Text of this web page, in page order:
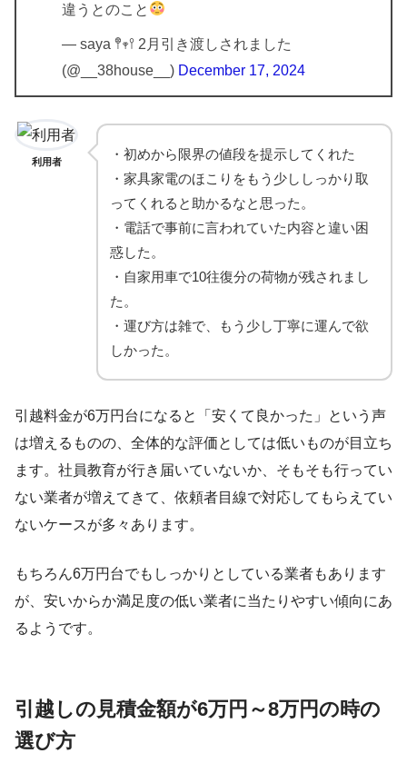
違うとのこと
— saya 𖤣𖥧𖥣 2月引き渡しされました
(@__38house__) December 17, 2024
利用者
・初めから限界の値段を提示してくれた
・家具家電のほこりをもう少ししっかり取
ってくれると助かるなと思った。
・電話で事前に言われていた内容と違い困
惑した。
・自家用車で10往復分の荷物が残されまし
た。
・運び方は雑で、もう少し丁寧に運んで欲
しかった。
引越料金が6万円台になると「安くて良かった」という声
は増えるものの、全体的な評価としては低いものが目立ち
ます。社員教育が行き届いていないか、そもそも行ってい
ない業者が増えてきて、依頼者目線で対応してもらえてい
ないケースが多々あります。
もちろん6万円台でもしっかりとしている業者もあります
が、安いからか満足度の低い業者に当たりやすい傾向にあ
るようです。
引越しの見積金額が6万円～8万円の時の
選び方